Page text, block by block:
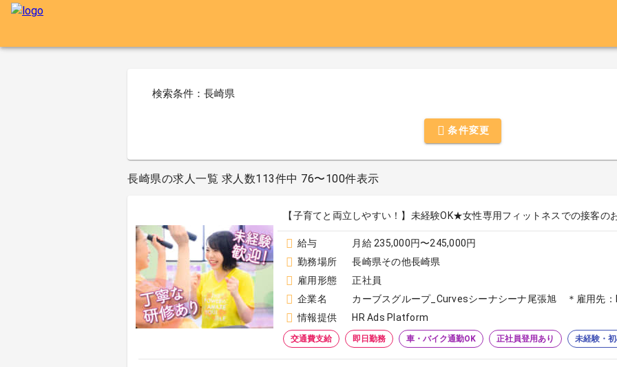
検索条件：長崎県
条件変更
長崎県の求人一覧 求人数113件中 76〜100件表示
【子育てと両立しやすい！】未経験OK★女性専用フィットネスでの接客
給与
月給 235,000円〜245,000円
勤務場所
長崎県その他長崎県
雇用形態
正社員
企業名
カーブスグループ_Curvesシーナシーナ尾張旭 ＊雇用先
情報提供
HR Ads Platform
交通費支給 即日勤務 車・バイク通勤OK 正社員登用あり 未経験・